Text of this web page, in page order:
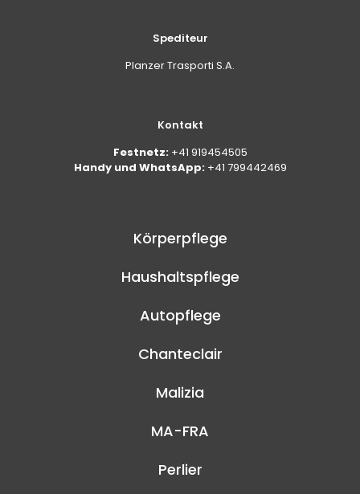
Spediteur
Planzer Trasporti S.A.
Kontakt
Festnetz: +41 919454505
Handy und WhatsApp: +41 799442469
Körperpflege
Haushaltspflege
Autopflege
Chanteclair
Malizia
MA-FRA
Perlier